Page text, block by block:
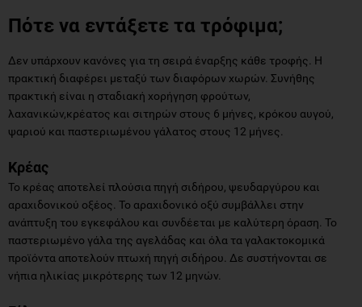
Πότε να εντάξετε τα τρόφιμα;
Δεν υπάρχουν κανόνες για τη σειρά έναρξης κάθε τροφής. Η
πρακτική διαφέρει μεταξύ των διαφόρων χωρών. Συνήθης
πρακτική είναι η σταδιακή χορήγηση φρούτων,
λαχανικών,κρέατος και σιτηρών στους 6 μήνες, κρόκου αυγού,
ψαριού και παστεριωμένου γάλατος στους 12 μήνες.
Κρέας
Το κρέας αποτελεί πλούσια πηγή σιδήρου, ψευδαργύρου και
αραχιδονικού οξέος. Το αραχιδονικό οξύ συμβάλλει στην
ανάπτυξη του εγκεφάλου και συνδέεται με καλύτερη όραση. Το
παστεριωμένο γάλα της αγελάδας και όλα τα γαλακτοκομικά
προϊόντα αποτελούν πτωχή πηγή σιδήρου. Δε συστήνονται σε
νήπια ηλικίας μικρότερης των 12 μηνών.